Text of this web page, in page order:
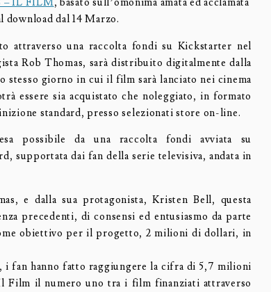
dal 14 Marzo.
attraverso una raccolta fondi su Kickstarter nel
Rob Thomas, sarà distribuito digitalmente dalla
stesso giorno in cui il film sarà lanciato nei cinema
essere sia acquistato che noleggiato, in formato
standard, presso selezionati store on-line.
possibile da una raccolta fondi avviata su
supportata dai fan della serie televisiva, andata in
e dalla sua protagonista, Kristen Bell, questa
precedenti, di consensi ed entusiasmo da parte
obiettivo per il progetto, 2 milioni di dollari, in
i fan hanno fatto raggiungere la cifra di 5,7 milioni
Film il numero uno tra i film finanziati attraverso